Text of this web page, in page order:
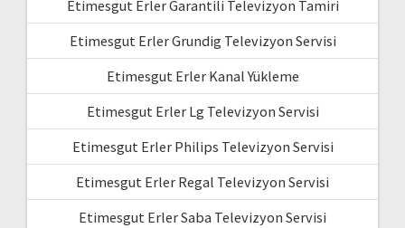
Etimesgut Erler Garantili Televizyon Tamiri
Etimesgut Erler Grundig Televizyon Servisi
Etimesgut Erler Kanal Yükleme
Etimesgut Erler Lg Televizyon Servisi
Etimesgut Erler Philips Televizyon Servisi
Etimesgut Erler Regal Televizyon Servisi
Etimesgut Erler Saba Televizyon Servisi